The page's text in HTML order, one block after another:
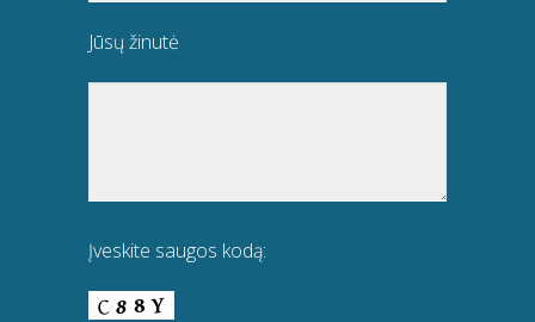
Jūsų žinutė
Įveskite saugos kodą: